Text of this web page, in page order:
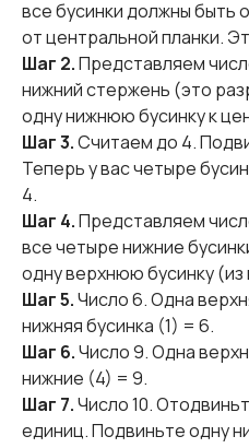
все бусинки должны быть
от центральной планки.
Шаг 2.Представляем
нижний стержень (это
одну нижнюю бусинку к
Шаг 3.Считаем до 4.
Теперь у вас четыре
4.
Шаг 4.Представляем
все четыре нижние
одну верхнюю бусинку
Шаг 5.Число 6. Одна
нижняя бусинка (1) = 6.
Шаг 6.Число 9. Одна
нижние (4) = 9.
Шаг 7.Число 10.
единиц. Подвиньте одну